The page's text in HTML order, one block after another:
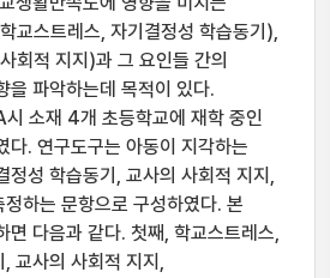
교스트레스, 자기결정성 학습동기),
회적 지지)과 그 요인들 간의
을 파악하는데 목적이 있다.
소재 4개 초등학교에 재학 중인
다. 연구도구는 아동이 지각하는
정성 학습동기, 교사의 사회적 지지,
하는 문항으로 구성하였다. 본
면 다음과 같다. 첫째, 학교스트레스,
교사의 사회적 지지,